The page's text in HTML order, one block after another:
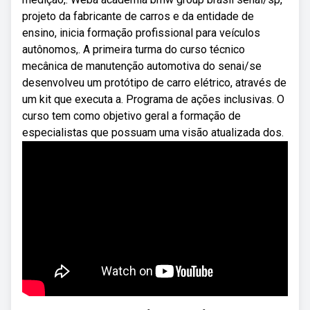
projeto da fabricante de carros e da entidade de
ensino, inicia formação profissional para veículos
autônomos,. A primeira turma do curso técnico
mecânica de manutenção automotiva do senai/se
desenvolveu um protótipo de carro elétrico, através de
um kit que executa a. Programa de ações inclusivas. O
curso tem como objetivo geral a formação de
especialistas que possuam uma visão atualizada dos.